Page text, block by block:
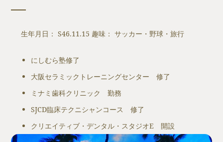
生年月日： S46.11.15 趣味： サッカー・野球・旅行
にしむら塾修了
大阪セラミックトレーニングセンター 修了
ミナミ歯科クリニック 勤務
SJCD臨床テクニシャンコース 修了
クリエイティブ・デンタル・スタジオE 開設